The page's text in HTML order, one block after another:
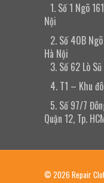
1. Số 1 Ngõ
Nội
2. Số 40B
Hà Nội
3. Số 62 Lò
4. T1 – Khu
5. Số 97/7
Quận 12, Tp.
© 2026 Repair